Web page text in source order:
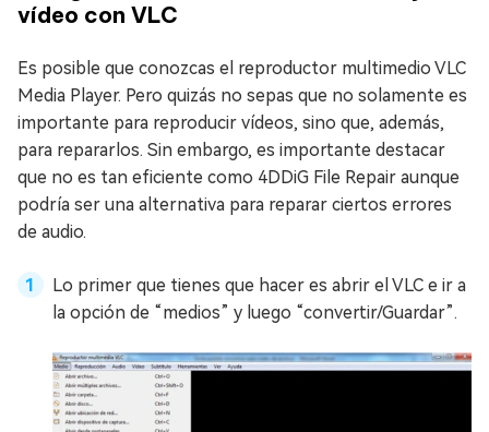
vídeo con VLC
Es posible que conozcas el reproductor multimedio VLC
Media Player. Pero quizás no sepas que no solamente es
importante para reproducir vídeos, sino que, además,
para repararlos. Sin embargo, es importante destacar
que no es tan eficiente como 4DDiG File Repair aunque
podría ser una alternativa para reparar ciertos errores
de audio.
Lo primer que tienes que hacer es abrir el VLC e ir a
la opción de “medios” y luego “convertir/Guardar”.